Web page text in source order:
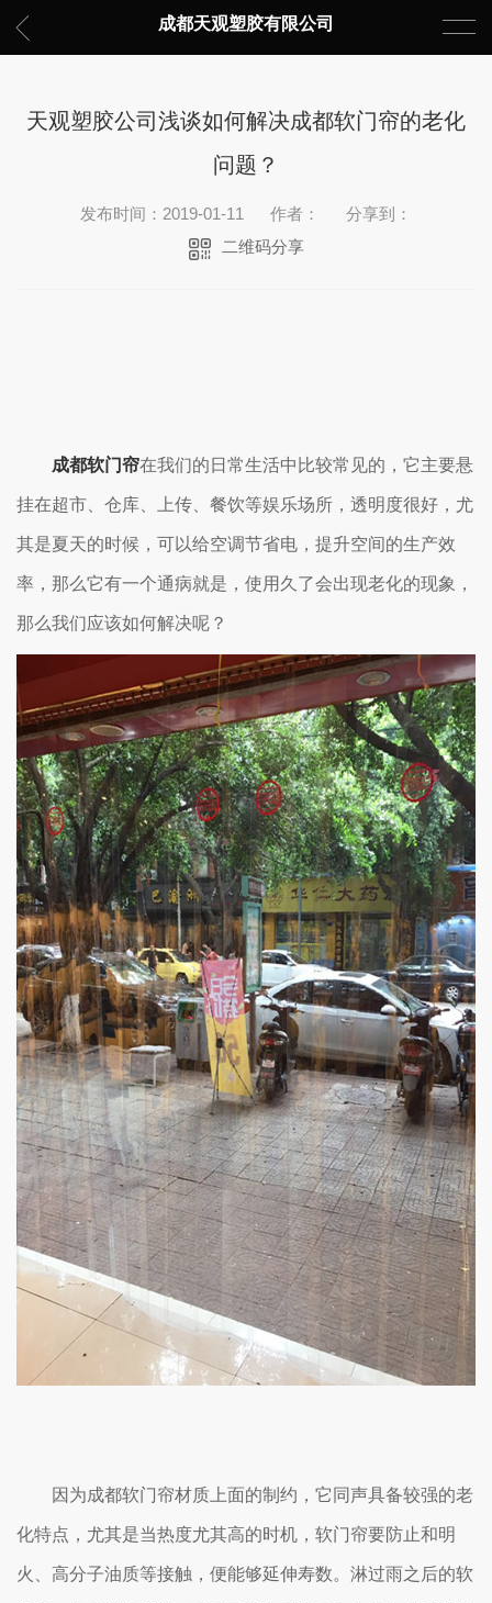
成都天观塑胶有限公司
天观塑胶公司浅谈如何解决成都软门帘的老化
问题？
发布时间：2019-01-11 作者：
分享到：
二维码分享
成都软门帘在我们的日常生活中比较常见的，它主要悬
挂在超市、仓库、上传、餐饮等娱乐场所，透明度很好，尤
其是夏天的时候，可以给空调节省电，提升空间的生产效
率，那么它有一个通病就是，使用久了会出现老化的现象，
那么我们应该如何解决呢？
因为成都软门帘材质上面的制约，它同声具备较强的老
化特点，尤其是当热度尤其高的时机，软门帘要防止和明
火、高分子油质等接触，便能够延伸寿数。淋过雨之后的软